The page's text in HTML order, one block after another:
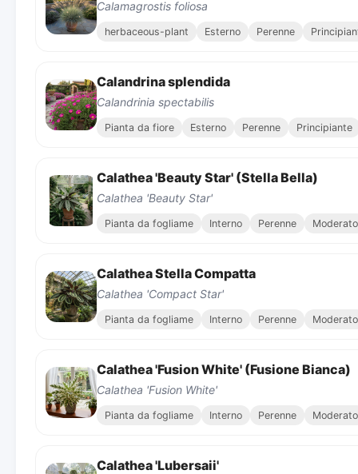
Calamagrostis foliosa
herbaceous-plant Esterno Perenne
Calandrina splendida
Calandrinia spectabilis
Pianta da fiore Esterno Perenne Principiante
Calathea 'Beauty Star' (Stella Bella)
Calathea 'Beauty Star'
Pianta da fogliame Interno Perenne Moderato
Calathea Stella Compatta
Calathea 'Compact Star'
Pianta da fogliame Interno Perenne Moderato
Calathea 'Fusion White' (Fusione Bianca)
Calathea 'Fusion White'
Pianta da fogliame Interno Perenne Moderato
Calathea 'Lubersaii'